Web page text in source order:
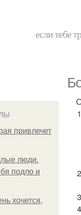
если тебе
привлечет
люди.
подло и
хочется,